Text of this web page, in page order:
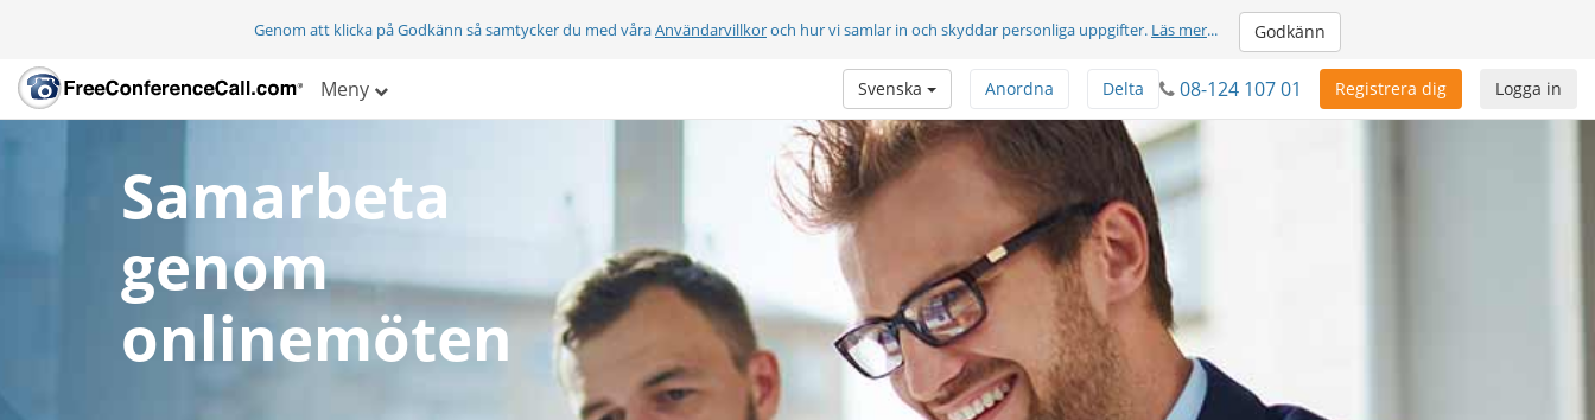
Genom att klicka på Godkänn så samtycker du med våraAnvändarvillkoroch hur vi samlar in och skyddar personliga uppgifter. Läs mer... Godkänn
Meny Logga in
Registrera dig
08-124 107 01
Delta
Anordna
Svenska
Samarbeta
genom
onlinemöten